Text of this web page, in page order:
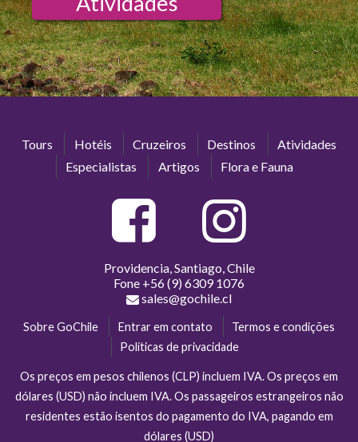
Tours Hotéis Cruzeiros Destinos
Atividades
Especialistas
Artigos Flora e Fauna
Providencia, Santiago, Chile
Fone +56 (9) 6309 1076
sales@gochile.cl
Sobre GoChile Entrar em contato
Termos e condições
Políticas de privacidade
Os preços em pesos chilenos (CLP) incluem IVA. Os preços em
dólares (USD) não incluem IVA. Os passageiros estrangeiros não
residentes estão isentos do pagamento do IVA, pagando em
dólares (USD)